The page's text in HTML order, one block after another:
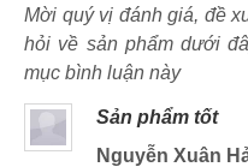
Mời quý vị đánh giá, đề
hỏi về sản phẩm dưới
mục bình luận này
Sản phẩm tốt
Nguyễn Xuân